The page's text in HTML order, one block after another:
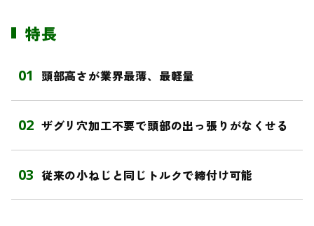
特長
01 頭部高さが業界最薄、最軽量
02 ザグリ穴加工不要で頭部の出っ張りがなくせる
03 従来の小ねじと同じトルクで締付け可能